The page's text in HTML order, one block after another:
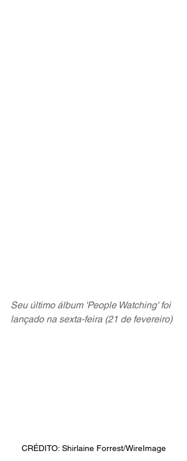
Seu último álbum 'People Watching' foi
lançado na sexta-feira (21 de fevereiro)
CRÉDITO: Shirlaine Forrest/WireImage